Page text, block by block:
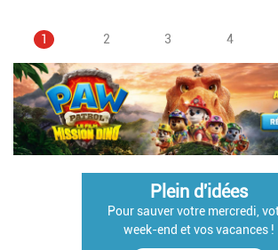
Pagination
Page
1 Page
2 Page
3 Page
4
Plein d'idées
Pour sauver votre mercredi,
week-end et vos vacances !